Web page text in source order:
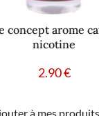
concept arome
nicotine
2.90€
à mes